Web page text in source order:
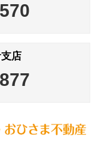
店